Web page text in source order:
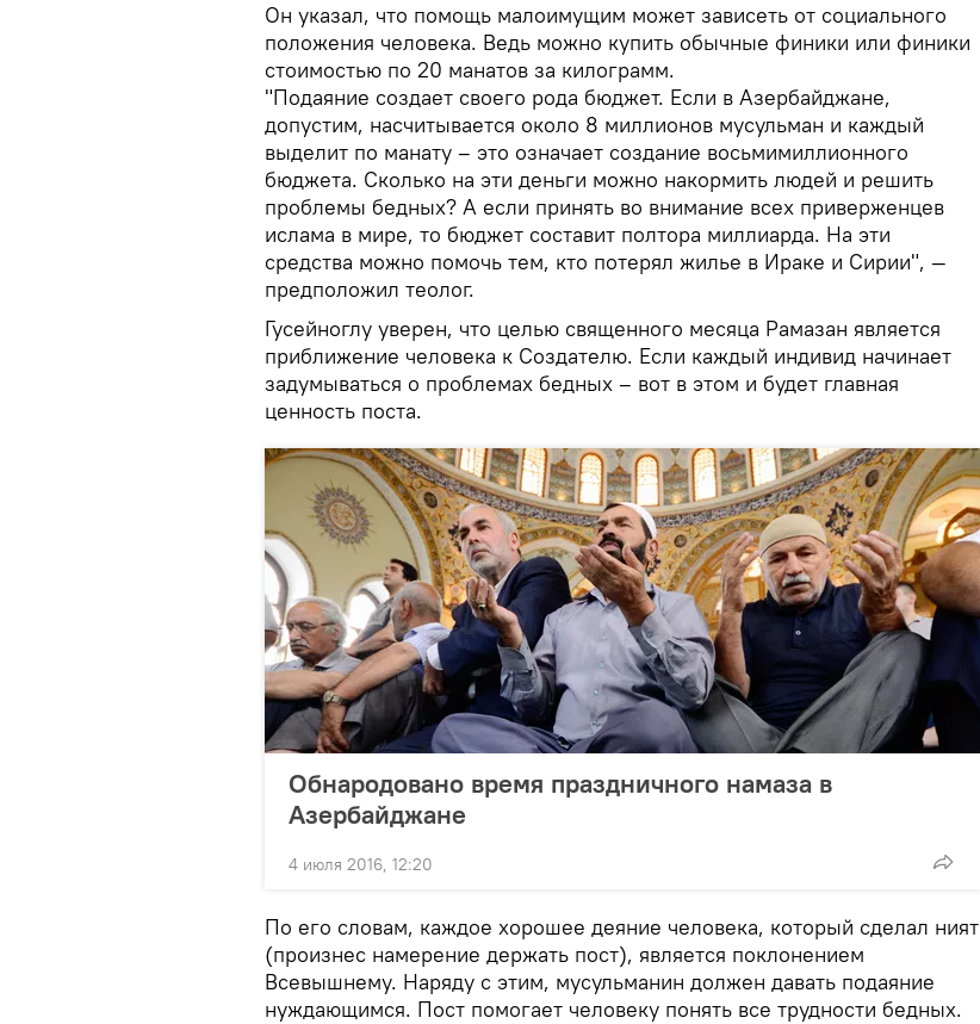
Он указал, что помощь малоимущим может зависеть от социального
положения человека. Ведь можно купить обычные финики или финики
стоимостью по 20 манатов за килограмм.
"Подаяние создает своего рода бюджет. Если в Азербайджане,
допустим, насчитывается около 8 миллионов мусульман и каждый
выделит по манату – это означает создание восьмимиллионного
бюджета. Сколько на эти деньги можно накормить людей и решить
проблемы бедных? А если принять во внимание всех приверженцев
ислама в мире, то бюджет составит полтора миллиарда. На эти
средства можно помочь тем, кто потерял жилье в Ираке и Сирии", —
предположил теолог.
Гусейноглу уверен, что целью священного месяца Рамазан является
приближение человека к Создателю. Если каждый индивид начинает
задумываться о проблемах бедных – вот в этом и будет главная
ценность поста.
Обнародовано время праздничного намаза в
Азербайджане
4 июля 2016, 12:20
По его словам, каждое хорошее деяние человека, который сделал ният
(произнес намерение держать пост), является поклонением
Всевышнему. Наряду с этим, мусульманин должен давать подаяние
нуждающимся. Пост помогает человеку понять все трудности бедных.